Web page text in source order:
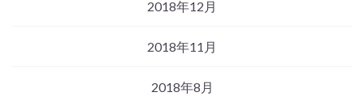
2018年12月
2018年11月
2018年8月